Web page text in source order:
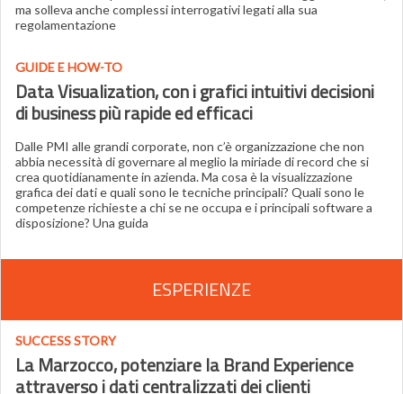
ma solleva anche complessi interrogativi legati alla sua
regolamentazione
GUIDE E HOW-TO
Data Visualization, con i grafici intuitivi decisioni
di business più rapide ed efficaci
Dalle PMI alle grandi corporate, non c’è organizzazione che non
abbia necessità di governare al meglio la miriade di record che si
crea quotidianamente in azienda. Ma cosa è la visualizzazione
grafica dei dati e quali sono le tecniche principali? Quali sono le
competenze richieste a chi se ne occupa e i principali software a
disposizione? Una guida
ESPERIENZE
SUCCESS STORY
La Marzocco, potenziare la Brand Experience
attraverso i dati centralizzati dei clienti